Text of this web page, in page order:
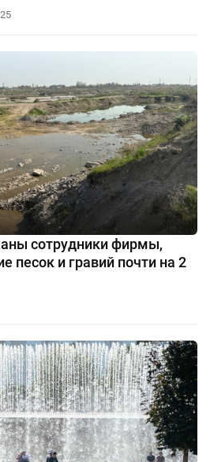
сотрудники фирмы,
песок и гравий почти на 2